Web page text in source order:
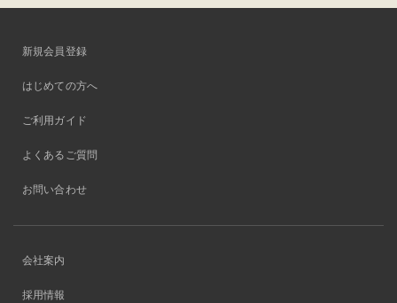
新規会員登録
はじめての方へ
ご利用ガイド
よくあるご質問
お問い合わせ
会社案内
採用情報